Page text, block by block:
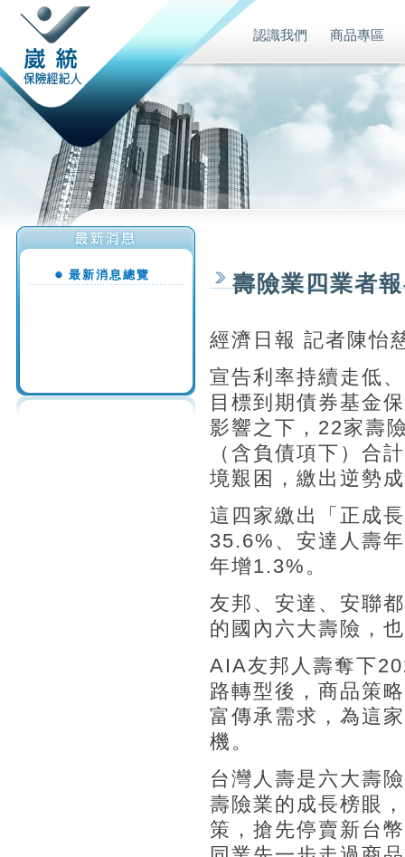
認識我們 商品專區
最新消息總覽 壽險業四業者
經濟日報 記者陳怡
宣告利率持續走低
目標到期債券基金
影響之下，22家壽
（含負債項下）合
境艱困，繳出逆勢
這四家繳出「正成
35.6%、安達人壽
年增1.3%。
友邦、安達、安聯
的國內六大壽險，
AIA友邦人壽奪下
路轉型後，商品策
富傳承需求，為這
機。
台灣人壽是六大壽
壽險業的成長榜眼
策，搶先停賣新台